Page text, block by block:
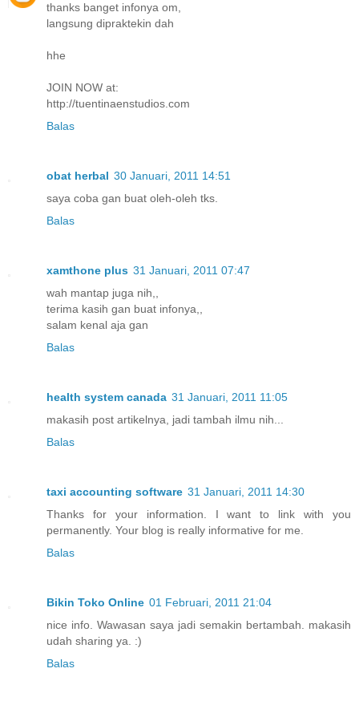
thanks banget infonya om,
langsung dipraktekin dah
hhe
JOIN NOW at:
http://tuentinaenstudios.com
Balas
obat herbal 30 Januari, 2011 14:51
saya coba gan buat oleh-oleh tks.
Balas
xamthone plus 31 Januari, 2011 07:47
wah mantap juga nih,,
terima kasih gan buat infonya,,
salam kenal aja gan
Balas
health system canada 31 Januari, 2011 11:05
makasih post artikelnya, jadi tambah ilmu nih...
Balas
taxi accounting software 31 Januari, 2011 14:30
Thanks for your information. I want to link with you
permanently. Your blog is really informative for me.
Balas
Bikin Toko Online 01 Februari, 2011 21:04
nice info. Wawasan saya jadi semakin bertambah. makasih
udah sharing ya. :)
Balas